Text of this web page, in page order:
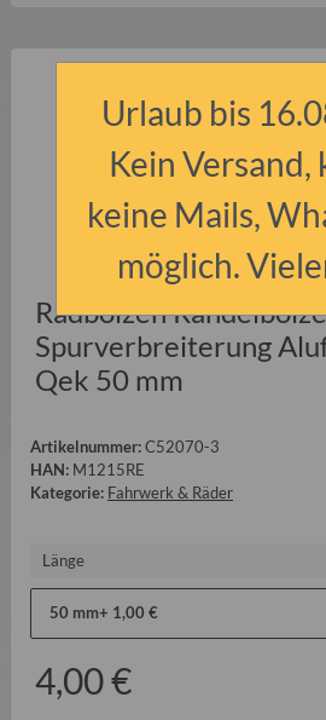
Radbolzen
Spurverbreiterung
Qek 50 mm
Artikelnummer:C52070-3
HAN: M1215RE
Kategorie: Fahrwerk & Räder
Länge
50 mm+ 1,00 €
4,00 €
Urlaub bis
Kein Versand,
keine Mails,
möglich.